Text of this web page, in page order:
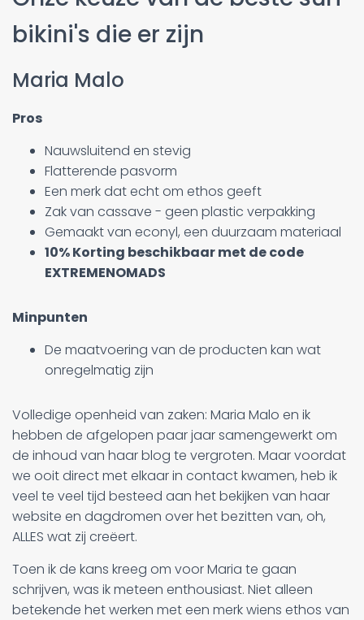
bikini's die er zijn
Maria Malo
Pros
Nauwsluitend en stevig
Flatterende pasvorm
Een merk dat echt om ethos geeft
Zak van cassave - geen plastic verpakking
Gemaakt van econyl, een duurzaam materiaal
10% Korting beschikbaar met de code
EXTREMENOMADS
Minpunten
De maatvoering van de producten kan wat
onregelmatig zijn
Volledige openheid van zaken: Maria Malo en ik
hebben de afgelopen paar jaar samengewerkt om
de inhoud van haar blog te vergroten. Maar voordat
we ooit direct met elkaar in contact kwamen, heb ik
veel te veel tijd besteed aan het bekijken van haar
website en dagdromen over het bezitten van, oh,
ALLES wat zij creëert.
Toen ik de kans kreeg om voor Maria te gaan
schrijven, was ik meteen enthousiast. Niet alleen
betekende het werken met een merk wiens ethos van